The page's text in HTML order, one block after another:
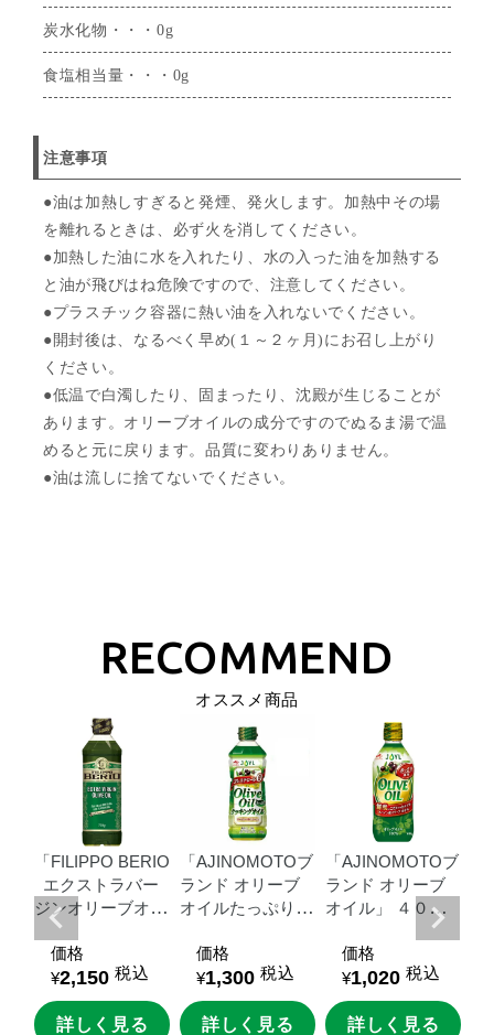
炭水化物・・・0g
食塩相当量・・・0g
注意事項
●油は加熱しすぎると発煙、発火します。加熱中その場
を離れるときは、必ず火を消してください。
●加熱した油に水を入れたり、水の入った油を加熱する
と油が飛びはね危険ですので、注意してください。
●プラスチック容器に熱い油を入れないでください。
●開封後は、なるべく早め(１～２ヶ月)にお召し上がり
ください。
●低温で白濁したり、固まったり、沈殿が生じることが
あります。オリーブオイルの成分ですのでぬるま湯で温
めると元に戻ります。品質に変わりありません。
●油は流しに捨てないでください。
オススメ商品
「FILIPPO BERIO
エクストラバー
ジンオリーブオイ
ル」７２０ｇＵＤ
エコペット
価格
¥2,150 税込
詳しく見る
「AJINOMOTOブ
ランド オリーブ
オイルたっぷりク
６００ｇＵＤエコ
ペット
価格
¥1,300 税込
詳しく見る
「AJINOMOTOブ
ランド オリーブ
オイル」
４００
価格
¥1,020 税込
詳しく見る